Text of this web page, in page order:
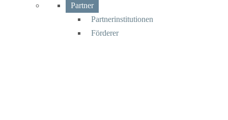
Partner
Partnerinstitutionen
Förderer